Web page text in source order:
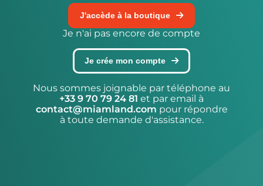
J'accède à la boutique
Je n'ai pas encore de compte
Je crée mon compte
Nous sommes joignable par téléphone au
+33 9 70 79 24 81 et par email à
contact@miamland.com pour répondre
à toute demande d'assistance.